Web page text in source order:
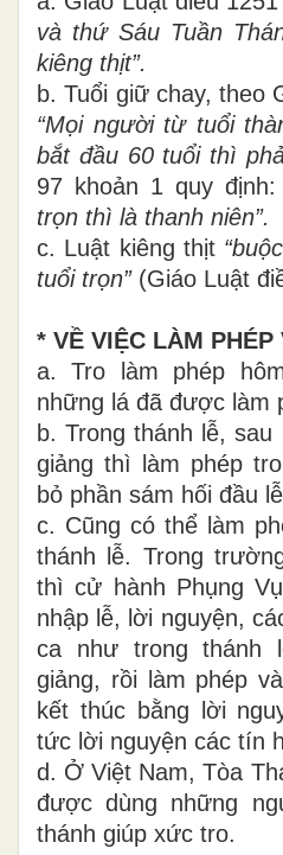
và thứ Sáu Tuần
kiêng thịt”.
b. Tuổi giữ chay, theo
“Mọi người từ tuổi
bắt đầu 60 tuổi thì
97 khoản 1 quy định:
trọn thì là thanh niên”.
c. Luật kiêng thịt
tuổi trọn” (Giáo Luật
* VỀ VIỆC LÀM PHÉP
a. Tro làm phép
những lá đã được làm
b. Trong thánh lễ,
giảng thì làm phép
bỏ phần sám hối đầu
c. Cũng có thể làm
thánh lễ. Trong
thì cử hành Phụng
nhập lễ, lời nguyện,
ca như trong thánh
giảng, rồi làm phép
kết thúc bằng lời
tức lời nguyện các tín
d. Ở Việt Nam, Tòa
được dùng những
thánh giúp xức tro.